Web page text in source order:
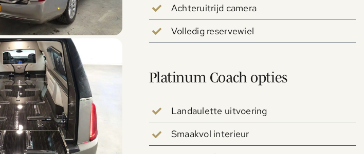
Achteruitrijd camera
Volledig reservewiel
Platinum Coach opties
Landaulette uitvoering
Smaakvol interieur